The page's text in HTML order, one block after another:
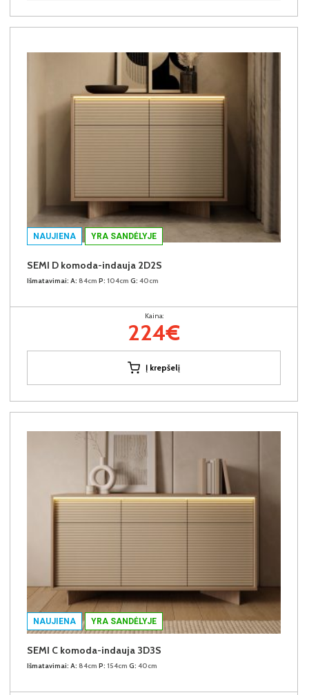
NAUJIENA YRA SANDĖLYJE
SEMI D komoda-indauja 2D2S
Išmatavimai: A: 84cm P: 104cm G: 40cm
Kaina:
224€
Į krepšelį
NAUJIENA YRA SANDĖLYJE
SEMI C komoda-indauja 3D3S
Išmatavimai: A: 84cm P: 154cm G: 40cm